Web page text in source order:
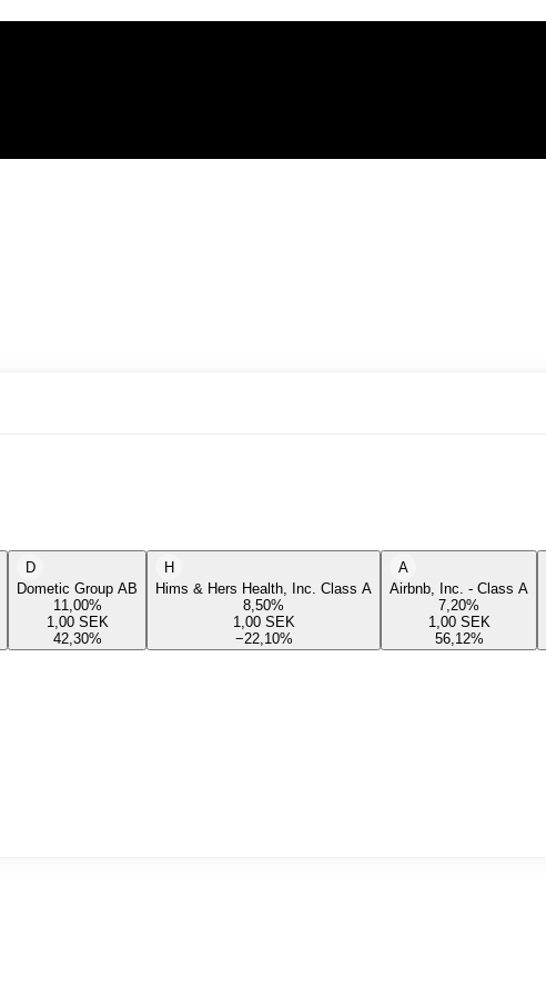
D
Dometic Group AB
11,00%
1,00 SEK
42,30%
H
Hims & Hers Health, Inc. Class A
8,50%
1,00 SEK
−22,10%
A
Airbnb, Inc. - Class A
7,20%
1,00 SEK
56,12%